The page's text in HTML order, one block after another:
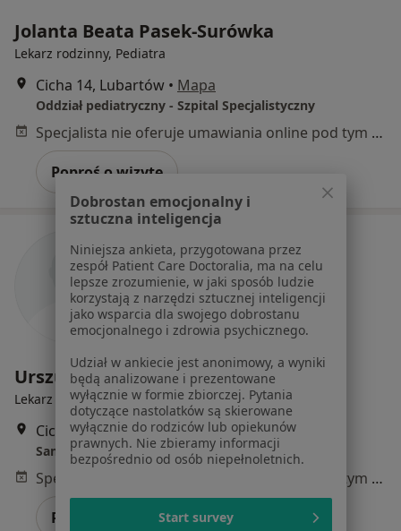
Jolanta Beata Pasek-Surówka
Lekarz rodzinny, Pediatra
Cicha 14, Lubartów • Mapa
Oddział pediatryczny - Szpital Specjalistyczny
Specjalista nie oferuje umawiania online pod tym adresem.
Poproś o wizytę
Urszula Małgorzata Orzeł
Lekarz rodzinny, Pediatra
Cicha 14, Lubartów• Mapa
Samodzielny Publiczny Zakład Opieki Zdrowotnej
Specjalista nie oferuje umawiania online pod tym adresem.
Poproś o wizytę
Dobrostan emocjonalny i
sztuczna inteligencja
Niniejsza ankieta, przygotowana przez
zespół Patient Care Doctoralia, ma na celu
lepsze zrozumienie, w jaki sposób ludzie
korzystają z narzędzi sztucznej inteligencji
jako wsparcia dla swojego dobrostanu
emocjonalnego i zdrowia psychicznego.
Udział w ankiecie jest anonimowy, a wyniki
będą analizowane i prezentowane
wyłącznie w formie zbiorczej. Pytania
dotyczące nastolatków są skierowane
wyłącznie do rodziców lub opiekunów
prawnych. Nie zbieramy informacji
bezpośrednio od osób niepełnoletnich.
Start survey